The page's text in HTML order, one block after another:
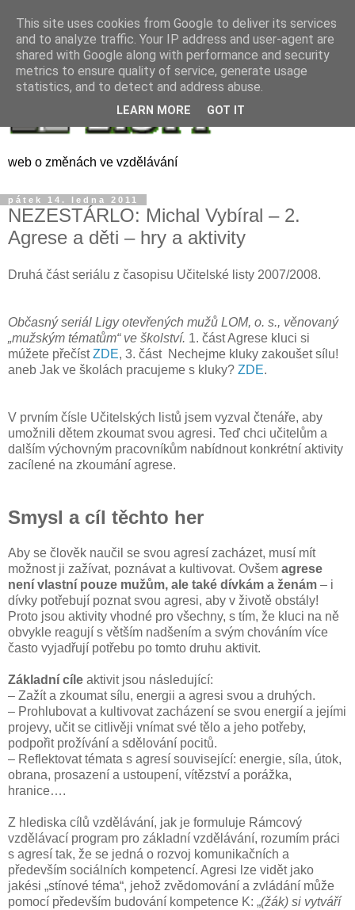
web o změnách ve vzdělávání
pátek 14. ledna 2011
NEZESTÁRLO: Michal Vybíral – 2.
Agrese a děti – hry a aktivity
Druhá část seriálu z časopisu Učitelské listy 2007/2008.
Občasný seriál Ligy otevřených mužů LOM, o. s., věnovaný
„mužským tématům“ ve školství. 1. část Agrese kluci si
múžete přečístZDE, 3. část Nechejme kluky zakoušet sílu!
aneb Jak ve školách pracujeme s kluky? ZDE.
V prvním čísle Učitelských listů jsem vyzval čtenáře, aby
umožnili dětem zkoumat svou agresi. Teď chci učitelům a
dalším výchovným pracovníkům nabídnout konkrétní aktivity
zacílené na zkoumání agrese.
Smysl a cíl těchto her
Aby se člověk naučil se svou agresí zacházet, musí mít
možnost ji zažívat, poznávat a kultivovat. Ovšem agrese
není vlastní pouze mužům, ale také dívkám a ženám – i
dívky potřebují poznat svou agresi, aby v životě obstály!
Proto jsou aktivity vhodné pro všechny, s tím, že kluci na ně
obvykle reagují s větším nadšením a svým chováním více
často vyjadřují potřebu po tomto druhu aktivit.
Základní cíle aktivit jsou následující:
– Zažít a zkoumat sílu, energii a agresi svou a druhých.
– Prohlubovat a kultivovat zacházení se svou energií a jejími
projevy, učit se citlivěji vnímat své tělo a jeho potřeby,
podpořit prožívání a sdělování pocitů.
– Reflektovat témata s agresí související: energie, síla, útok,
obrana, prosazení a ustoupení, vítězství a porážka,
hranice….
Z hlediska cílů vzdělávání, jak je formuluje Rámcový
vzdělávací program pro základní vzdělávání, rozumím práci
s agresí tak, že se jedná o rozvoj komunikačních a
především sociálních kompetencí. Agresi lze vidět jako
jakési „stínové téma“, jehož zvědomování a zvládání může
pomocí především budování kompetence K: „(žák) si vytváří
This site uses cookies from Google to deliver its services
and to analyze traffic. Your IP address and user-agent are
shared with Google along with performance and security
metrics to ensure quality of service, generate usage
statistics, and to detect and address abuse.
LEARN MORE GOT IT